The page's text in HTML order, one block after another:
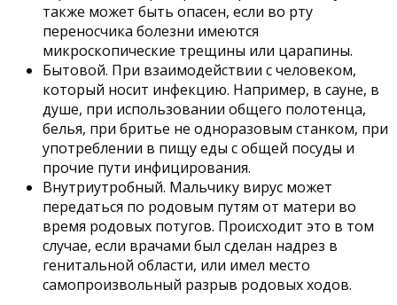
также может быть опасен, если во рту
переносчика болезни имеются
микроскопические трещины или царапины.
Бытовой. При взаимодействии с человеком,
который носит инфекцию. Например, в сауне, в
душе, при использовании общего полотенца,
белья, при бритье не одноразовым станком, при
употреблении в пищу еды с общей посуды и
прочие пути инфицирования.
Внутриутробный. Мальчику вирус может
передаться по родовым путям от матери во
время родовых потугов. Происходит это в том
случае, если врачами был сделан надрез в
генитальной области, или имел место
самопроизвольный разрыв родовых ходов.